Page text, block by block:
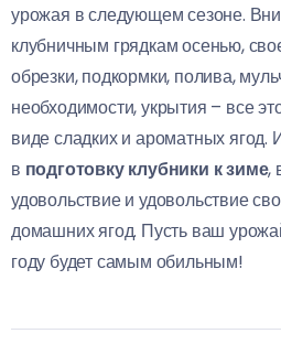
урожая в следующем сезоне.
клубничным грядкам осенью,
обрезки, подкормки, полива,
необходимости, укрытия – все
виде сладких и ароматных
в подготовку клубники к зиме,
удовольствие и удовольствие
домашних ягод. Пусть ваш
году будет самым обильным!